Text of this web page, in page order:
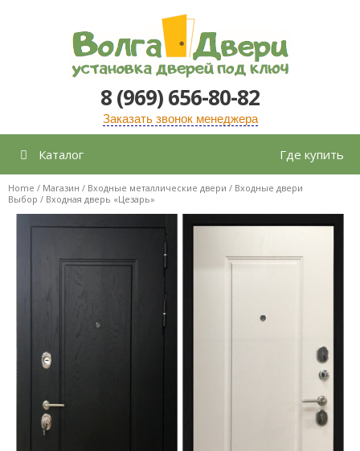
содержимому
8 (969) 656-80-82
Заказать звонок менеджера
Каталог Где купить
Home / Магазин / Входные металлические двери / Входные двери
Выбор / Входная дверь «Цезарь»